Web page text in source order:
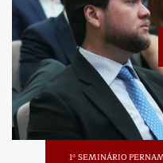
1º SEMINÁRIO